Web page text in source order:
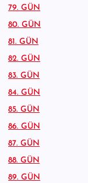
79. GÜN
80. GÜN
81. GÜN
82. GÜN
83. GÜN
84. GÜN
85. GÜN
86. GÜN
87. GÜN
88. GÜN
89. GÜN